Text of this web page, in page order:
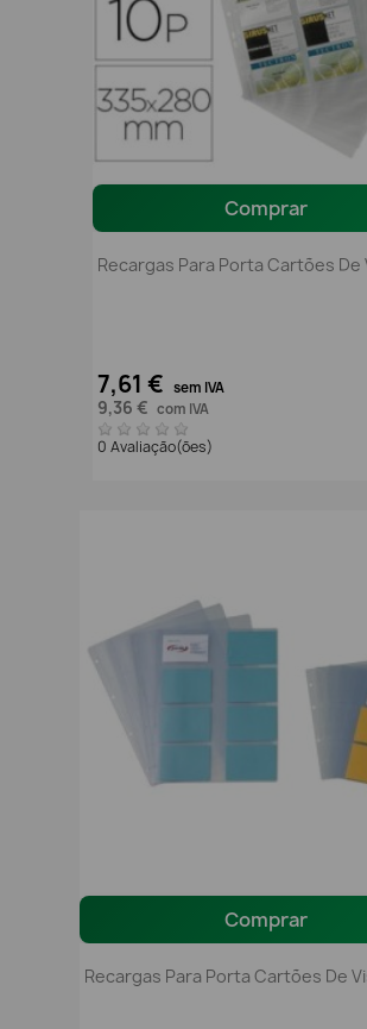
Comprar
Recargas Para Porta Cartões De
7,61 € sem IVA
9,36 € com IVA
0 Avaliação(ões)
Comprar
Recargas Para Porta Cartões De